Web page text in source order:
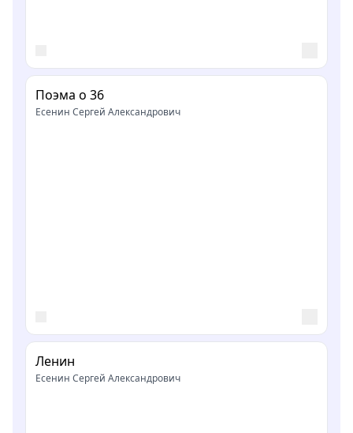
Поэма о 36
Есенин Сергей Александрович
Ленин
Есенин Сергей Александрович